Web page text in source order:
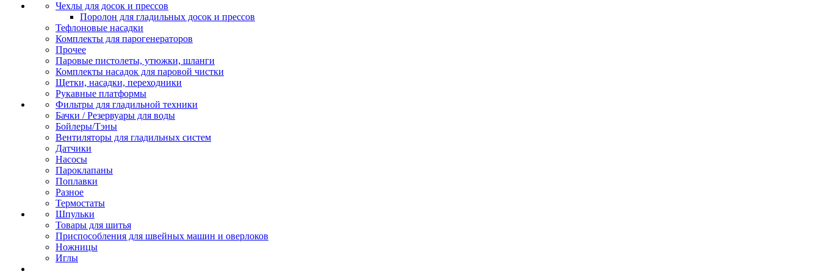
Чехлы для досок и прессов
Поролон для гладильных досок и прессов
Тефлоновые насадки
Комплекты для парогенераторов
Прочее
Паровые пистолеты, утюжки, шланги
Комплекты насадок для паровой чистки
Щетки, насадки, переходники
Рукавные платформы
Фильтры для гладильной техники
Бачки / Резервуары для воды
Бойлеры/Тэны
Вентиляторы для гладильных систем
Датчики
Насосы
Пароклапаны
Поплавки
Разное
Термостаты
Шпульки
Товары для шитья
Приспособления для швейных машин и оверлоков
Ножницы
Иглы